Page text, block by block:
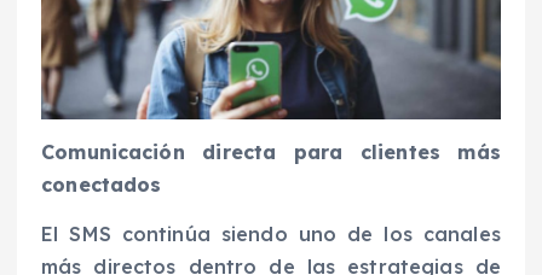
Comunicación directa para clientes más
conectados
El SMS continúa siendo uno de los canales
más directos dentro de las estrategias de